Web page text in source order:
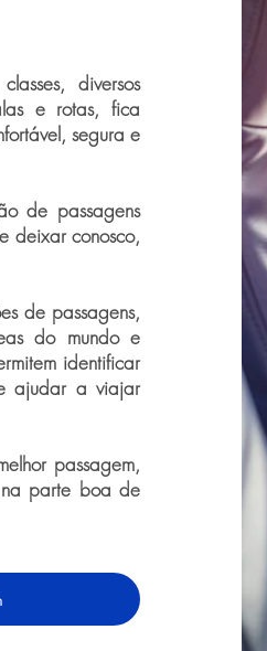
diversos
e rotas, fica
segura e
de passagens
deixar conosco,
de passagens,
do mundo e
identificar
ajudar a viajar
passagem,
na parte boa de